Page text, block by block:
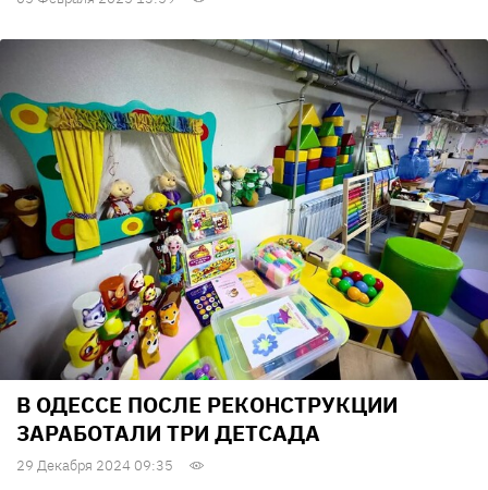
В ОДЕССЕ ПОСЛЕ РЕКОНСТРУКЦИИ
ЗАРАБОТАЛИ ТРИ ДЕТСАДА
29 Декабря 2024 09:35